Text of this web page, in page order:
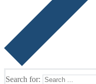
Search for: